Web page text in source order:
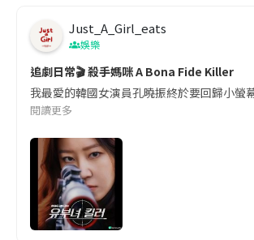
Just_A_Girl_eats
娛樂
追劇日常🎬 殺手媽咪 A Bona Fide Killer
我最愛的韓國女演員孔曉振終於要回歸小
閱讀更多